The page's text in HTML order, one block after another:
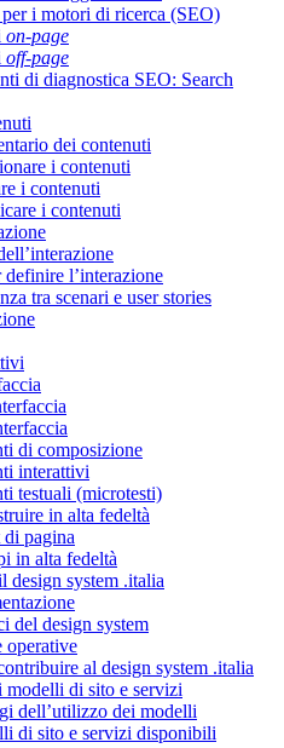
i motori di ricerca (SEO)
on-page
off-page
di diagnostica SEO: Search
dei contenuti
i contenuti
i contenuti
i contenuti
definire l’interazione
tra scenari e user stories
di composizione
interattivi
testuali (microtesti)
in alta fedeltà
pagina
in alta fedeltà
design system .italia
del design system
operative
al design system .italia
modelli di sito e servizi
dell’utilizzo dei modelli
di sito e servizi disponibili